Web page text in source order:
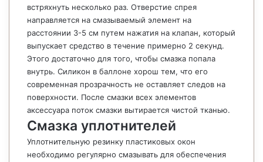
встряхнуть несколько раз. Отверстие спрея
направляется на смазываемый элемент на
расстоянии 3-5 см путем нажатия на клапан, который
выпускает средство в течение примерно 2 секунд.
Этого достаточно для того, чтобы смазка попала
внутрь. Силикон в баллоне хорош тем, что его
современная прозрачность не оставляет следов на
поверхности. После смазки всех элементов
аксессуара поток смазки вытирается чистой тканью.
Смазка уплотнителей
Уплотнительную резинку пластиковых окон
необходимо регулярно смазывать для обеспечения